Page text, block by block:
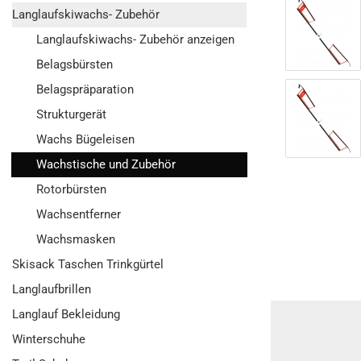
Langlaufskiwachs- Zubehör
Langlaufskiwachs- Zubehör anzeigen
Belagsbürsten
Belagspräparation
Strukturgerät
Wachs Bügeleisen
Wachstische und Zubehör
Rotorbürsten
Wachsentferner
Wachsmasken
Skisack Taschen Trinkgürtel
Langlaufbrillen
Langlauf Bekleidung
Winterschuhe